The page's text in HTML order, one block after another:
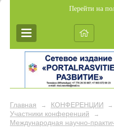
Перейти на
Главная → КОНФЕРЕНЦИИ →
Участники конференций →
Международная научно-